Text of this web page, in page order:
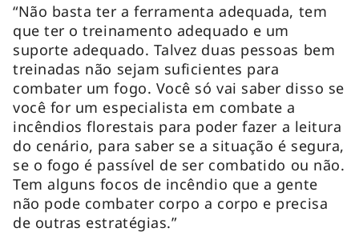
“Não basta ter a ferramenta adequada, tem
que ter o treinamento adequado e um
suporte adequado. Talvez duas pessoas bem
treinadas não sejam suficientes para
combater um fogo. Você só vai saber disso se
você for um especialista em combate a
incêndios florestais para poder fazer a leitura
do cenário, para saber se a situação é segura,
se o fogo é passível de ser combatido ou não.
Tem alguns focos de incêndio que a gente
não pode combater corpo a corpo e precisa
de outras estratégias.”